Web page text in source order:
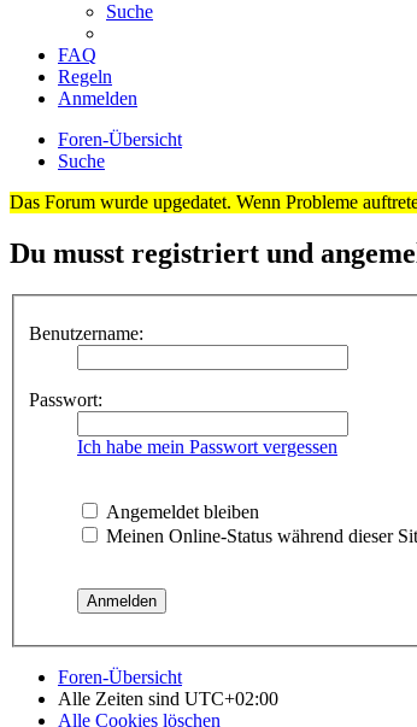
Suche
FAQ
Regeln
Anmelden
Foren-Übersicht
Suche
Das Forum wurde upgedatet. Wenn Probleme
Du musst registriert und
Benutzername:
Passwort:
Ich habe mein Passwort vergessen
Angemeldet bleiben
Meinen Online-Status während dieser
Foren-Übersicht
Alle Zeiten sind UTC+02:00
Alle Cookies löschen